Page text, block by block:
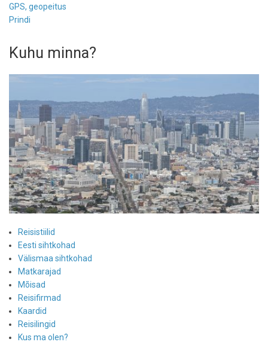
GPS, geopeitus
Prindi
Kuhu minna?
Reisistiilid
Eesti sihtkohad
Välismaa sihtkohad
Matkarajad
Mõisad
Reisifirmad
Kaardid
Reisilingid
Kus ma olen?